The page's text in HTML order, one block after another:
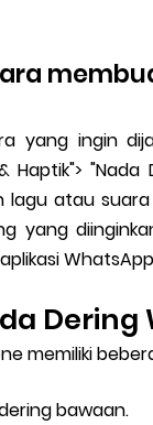
yang ingin
Haptik">
lagu atau
yang
Dering
memiliki
bawaan.